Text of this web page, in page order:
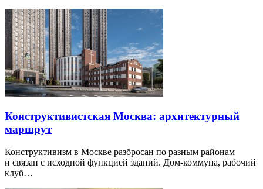
Конструктивистская Москва: архитектурный
маршрут
Конструктивизм в Москве разбросан по разным районам
и связан с исходной функцией зданий. Дом-коммуна, рабочий
клуб…